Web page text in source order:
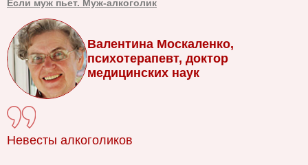
Если муж пьет. Муж-алкоголик
Валентина Москаленко,
психотерапевт, доктор
медицинских наук
Невесты алкоголиков